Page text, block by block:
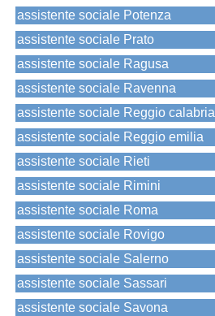
assistente sociale Potenza
assistente sociale Prato
assistente sociale Ragusa
assistente sociale Ravenna
assistente sociale Reggio calabria
assistente sociale Reggio emilia
assistente sociale Rieti
assistente sociale Rimini
assistente sociale Roma
assistente sociale Rovigo
assistente sociale Salerno
assistente sociale Sassari
assistente sociale Savona